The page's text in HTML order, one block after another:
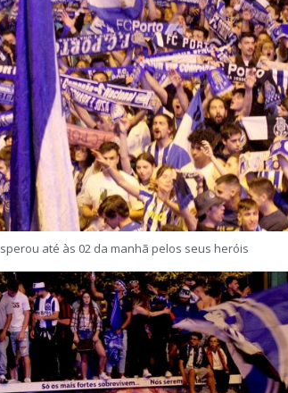
até às 02 da manhã pelos seus heróis